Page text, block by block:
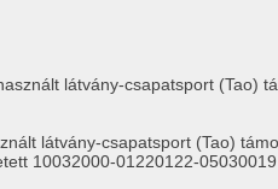
látvány-csapatsport (Tao)
látvány-csapatsport (Tao)
10032000-01220122-